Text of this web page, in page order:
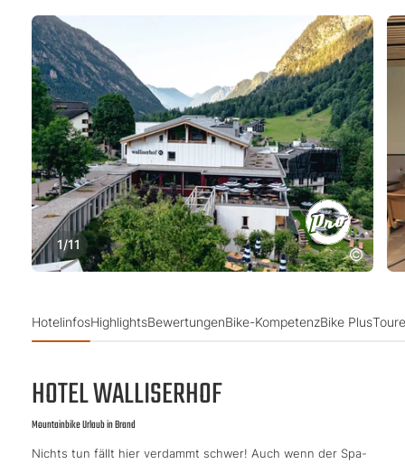
1/11
HotelinfosHighlightsBewertungenBike-KompetenzBike Plus
HOTEL WALLISERHOF
Mountainbike Urlaub in Brand
Nichts tun fällt hier verdammt schwer! Auch wenn der Spa-